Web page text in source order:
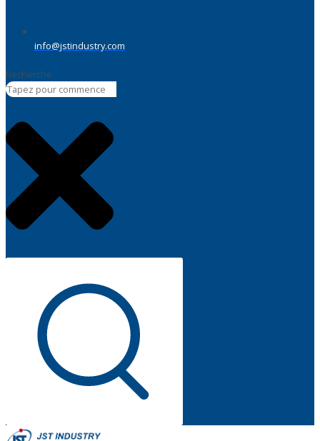
info@jstindustry.com
Recherche